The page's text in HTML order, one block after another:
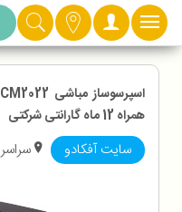
دسته بندی
همراه 12 ماه گارانتی شرکتی
سایت آفکادو